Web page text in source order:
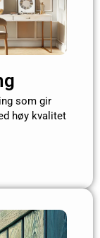
som gir
høy kvalitet